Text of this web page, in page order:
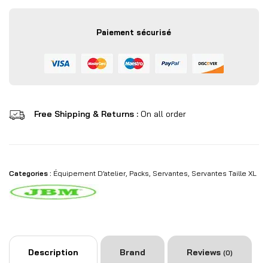
Paiement sécurisé
Free Shipping & Returns : On all order
Categories : Équipement D’atelier, Packs Servantes Servantes Taille XL
Description Brand Reviews (0)